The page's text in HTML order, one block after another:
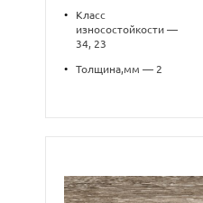
•
Класс
износостойкости —
34, 23
• Толщина,мм — 2